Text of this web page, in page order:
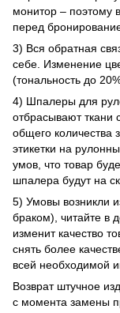
монитор – поэтому
перед
3) Вся обратная
себе. Изменение
(тональность до
4) Шпалеры для
отбрасывают ткани
общего количества
этикетки на
умов, что товар
шпалера будут на
5) Умовы возникли
браком), читайте в
изменит качество
снять более
всей необходимой
Возврат штучное
с момента замены